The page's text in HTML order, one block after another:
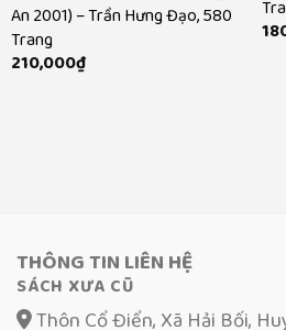
An 2001) – Trần Hưng Đạo, 580
Trang
210,000₫
THÔNG TIN LIÊN HỆ
SÁCH XƯA CŨ
Thôn Cổ Điển, Xã Hải Bối,